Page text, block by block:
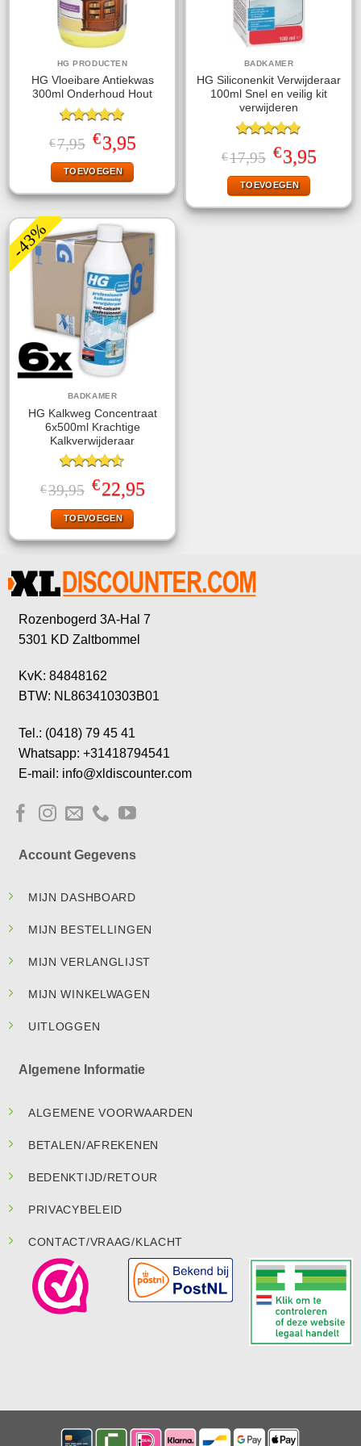
HG PRODUCTEN
HG Vloeibare Antiekwas
300ml Onderhoud Hout
Gewaardeerd
5.00uit 5
€7,95 Oorspronkelijke
prijs
was:
€7,95.
€3,95Huidige
prijs
is:
€3,95.
TOEVOEGEN
BADKAMER
HG Siliconenkit Verwijderaar
100ml Snel en veilig kit
verwijderen
Gewaardeerd
4.80uit 5
€17,95 Oorspronkelijke
prijs
was:
€17,95.
€3,95Huidige
prijs
TOEVOEGEN
-43%
BADKAMER
HG Kalkweg Concentraat
6x500ml Krachtige
Kalkverwijderaar
Gewaardeerd
4.50uit 5
€39,95 Oorspronkelijke
prijs
was:
€39,95.
€22,95Huidige
prijs
TOEVOEGEN
Rozenbogerd 3A-Hal 7
5301 KD Zaltbommel
KvK: 84848162
BTW: NL863410303B01
Tel.: (0418) 79 45 41
Whatsapp: +31418794541
E-mail: info@xldiscounter.com
Account Gegevens
MIJN DASHBOARD
MIJN BESTELLINGEN
MIJN VERLANGLIJST
MIJN WINKELWAGEN
UITLOGGEN
Algemene Informatie
ALGEMENE VOORWAARDEN
BETALEN/AFREKENEN
BEDENKTIJD/RETOUR
PRIVACYBELEID
CONTACT/VRAAG/KLACHT